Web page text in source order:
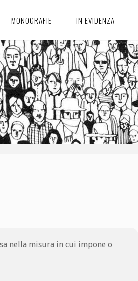
MONOGRAFIE IN EVIDENZA
nella misura in cui impone o